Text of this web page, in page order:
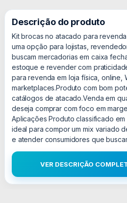
Descrição do produto
Kit brocas no atacado para
uma opção para lojistas,
buscam mercadorias em caixa
estoque e revender com
para revenda em loja física, online,
marketplaces.Produto com bom
catálogos de atacado.Venda em
deseja comprar com foco em
Aplicações Produto classificado em
ideal para compor um mix variado
e atender consumidores que
VER DESCRIÇÃO